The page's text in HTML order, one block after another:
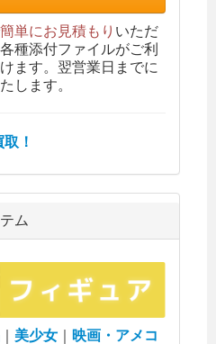
単にお見積もり いただ
種添付ファイルがご利
ます。翌営業日までに
します。
ム
｜ 美少女｜
映画・アメコ